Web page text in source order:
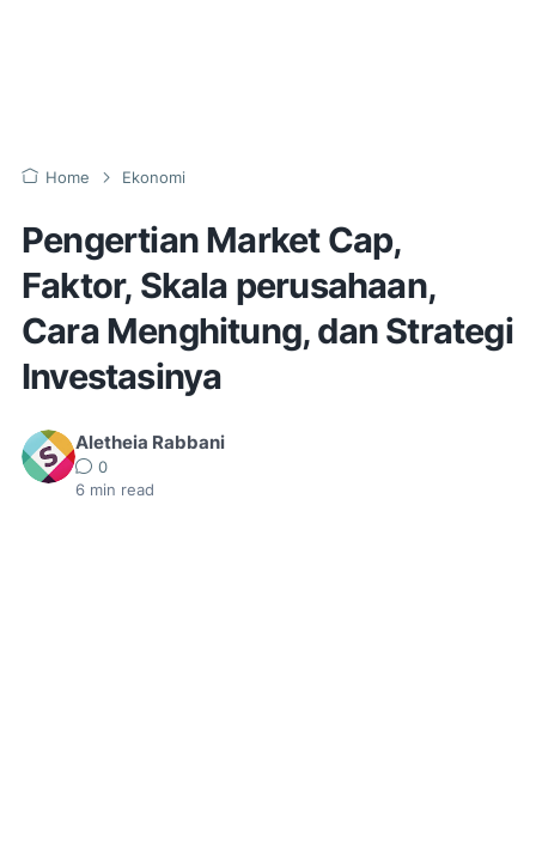
Home Ekonomi
Pengertian Market Cap,
Faktor, Skala perusahaan,
Cara Menghitung, dan Strategi
Investasinya
Aletheia Rabbani
0
6 min read